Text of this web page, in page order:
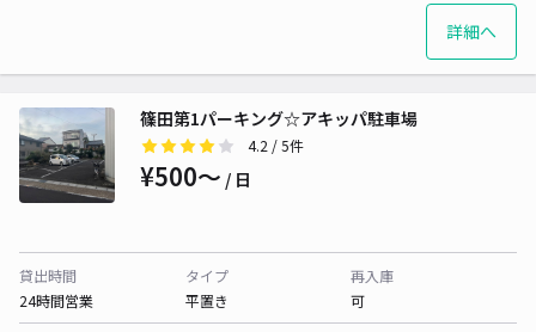
詳細へ
篠田第1パーキング☆アキッパ駐車場
4.2 / 5件
¥500〜 / 日
貸出時間
24時間営業
タイプ
平置き
再入庫
可